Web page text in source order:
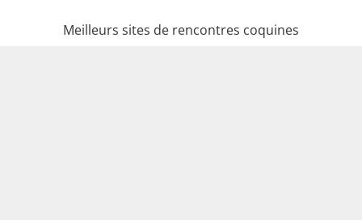
Meilleurs sites de rencontres coquines